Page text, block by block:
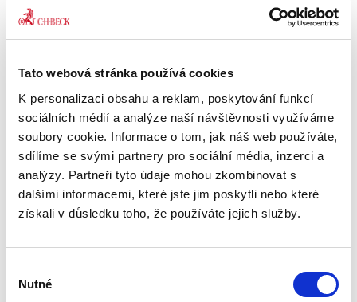
Tato webová stránka používá cookies
K personalizaci obsahu a reklam, poskytování funkcí
sociálních médií a analýze naší návštěvnosti využíváme
soubory cookie. Informace o tom, jak náš web používáte,
sdílíme se svými partnery pro sociální média, inzerci a
analýzy. Partneři tyto údaje mohou zkombinovat s
dalšími informacemi, které jste jim poskytli nebo které
získali v důsledku toho, že používáte jejich služby.
souhlasu
Nutné
pozitivnímu vývoji, včetně jeho kodifikace a
Vybrané kapitoly
soukromého práva